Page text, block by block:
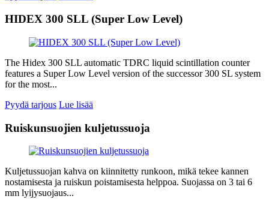
HIDEX 300 SLL (Super Low Level)
The Hidex 300 SLL automatic TDRC liquid scintillation counter
features a Super Low Level version of the successor 300 SL system
for the most...
Pyydä tarjous Lue lisää
Ruiskunsuojien kuljetussuoja
Kuljetussuojan kahva on kiinnitetty runkoon, mikä tekee kannen
nostamisesta ja ruiskun poistamisesta helppoa. Suojassa on 3 tai 6
mm lyijysuojaus...